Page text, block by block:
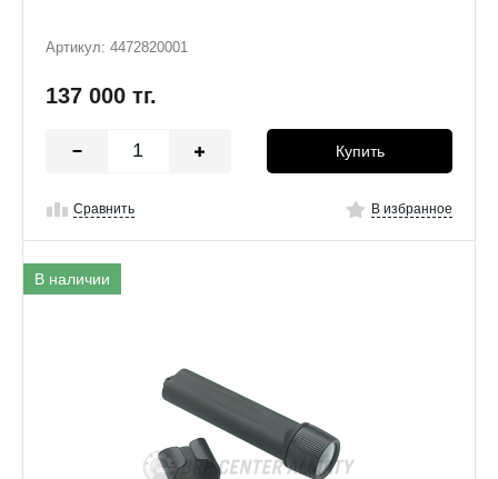
Артикул: 4472820001
137 000 тг.
Купить
Сравнить В избранное
В наличии